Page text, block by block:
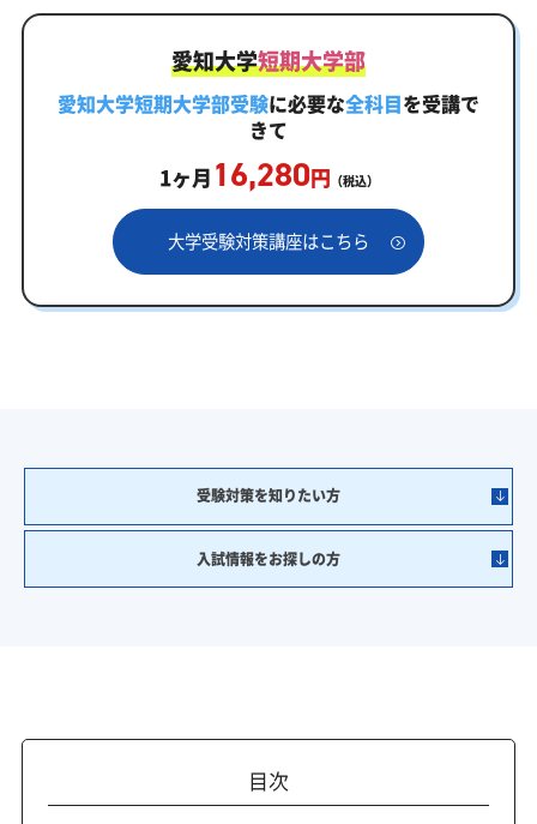
愛知大学短期大学部
愛知大学短期大学部受験に必要な全科目を受講で
きて
1ヶ月 16,280円 （税込）
大学受験対策講座はこちら
受験対策を知りたい方
入試情報をお探しの方
目次